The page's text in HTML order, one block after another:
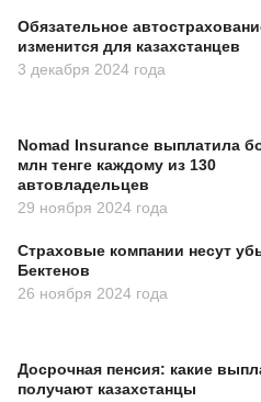
Обязательное
изменится для казахстанцев
3 декабря 2024 года
Nomad Insurance выплатила
млн тенге каждому из 130
автовладельцев
29 ноября 2024 года
Страховые компании несут
Бектенов
26 ноября 2024 года
Досрочная пенсия: какие
получают казахстанцы